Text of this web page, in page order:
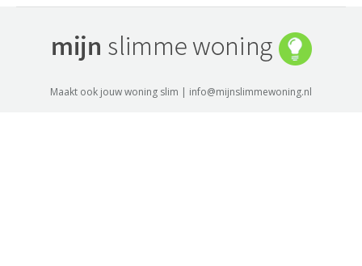
Maakt ook jouw woning slim | info@mijnslimmewoning.nl